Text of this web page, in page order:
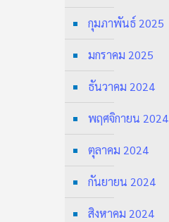
กุมภาพันธ์ 2025
มกราคม 2025
ธันวาคม 2024
พฤศจิกายน 2024
ตุลาคม 2024
กันยายน 2024
สิงหาคม 2024